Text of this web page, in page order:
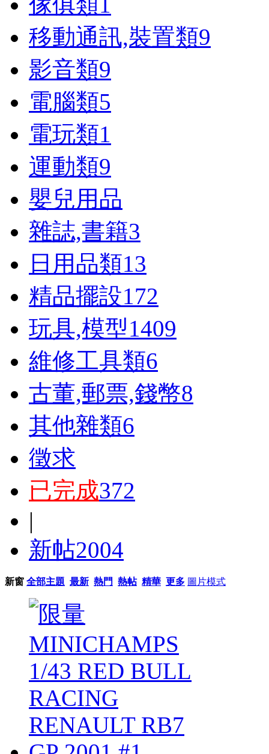
移動通訊,裝置類9
影音類9
電腦類5
電玩類1
運動類9
嬰兒用品
雜誌,書籍3
日用品類13
精品擺設172
玩具,模型1409
維修工具類6
古董,郵票,錢幣8
其他雜類6
徵求
已完成372
|
新帖2004
新窗 全部主題 最新 熱門 熱帖 精華 更多 圖片模式